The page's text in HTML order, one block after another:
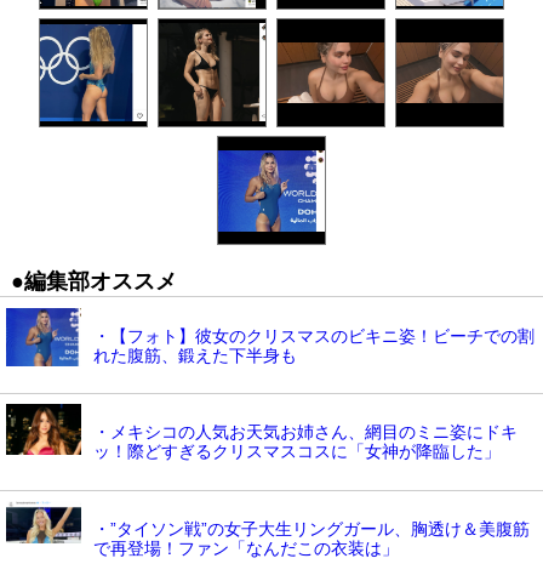
●編集部オススメ
・【フォト】彼女のクリスマスのビキニ姿！ビーチでの割
れた腹筋、鍛えた下半身も
・メキシコの人気お天気お姉さん、網目のミニ姿にドキ
ッ！際どすぎるクリスマスコスに「女神が降臨した」
・”タイソン戦”の女子大生リングガール、胸透け＆美腹筋
で再登場！ファン「なんだこの衣装は」